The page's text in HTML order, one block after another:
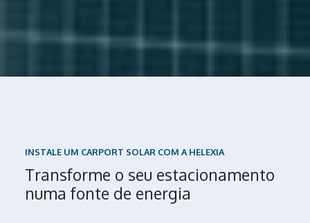
INSTALE UM CARPORT SOLAR COM A HELEXIA
Transforme o seu estacionamento
numa fonte de energia